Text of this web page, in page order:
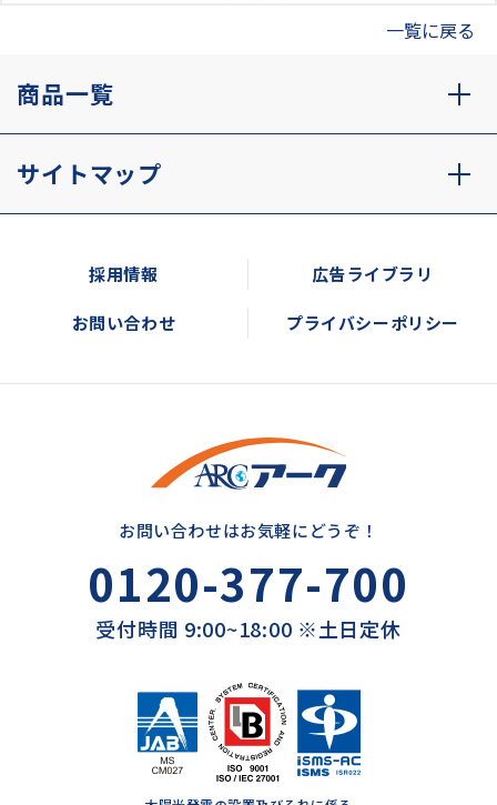
一覧に戻る
商品一覧
サイトマップ
採用情報 広告ライブラリ
お問い合わせ プライバシーポリシー
お問い合わせはお気軽にどうぞ！
0120-377-700
受付時間 9:00~18:00 ※土日定休